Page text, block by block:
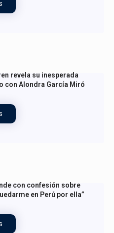
revela su inesperada
con Alondra García Miró
con confesión sobre
en Perú por ella”